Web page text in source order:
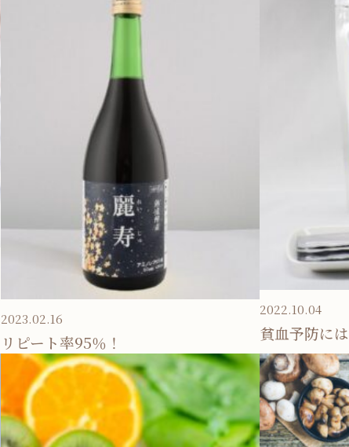
2023.02.16
リピート率95％！
2022.10.04
貧血予防に